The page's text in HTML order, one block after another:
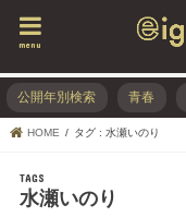
menu
公開年別検索 青春
HOME タグ : 水瀬いのり
水瀬いのり